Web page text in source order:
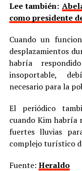
Lee también:
como presidente
Cuando un
desplazamientos
habría
insoportable,
necesario para la
El periódico
cuando Kim habría
fuertes lluvias
complejo turístico
Fuente: Heraldo